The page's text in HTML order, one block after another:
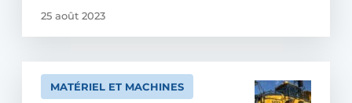
25 août 2023
MATÉRIEL ET MACHINES